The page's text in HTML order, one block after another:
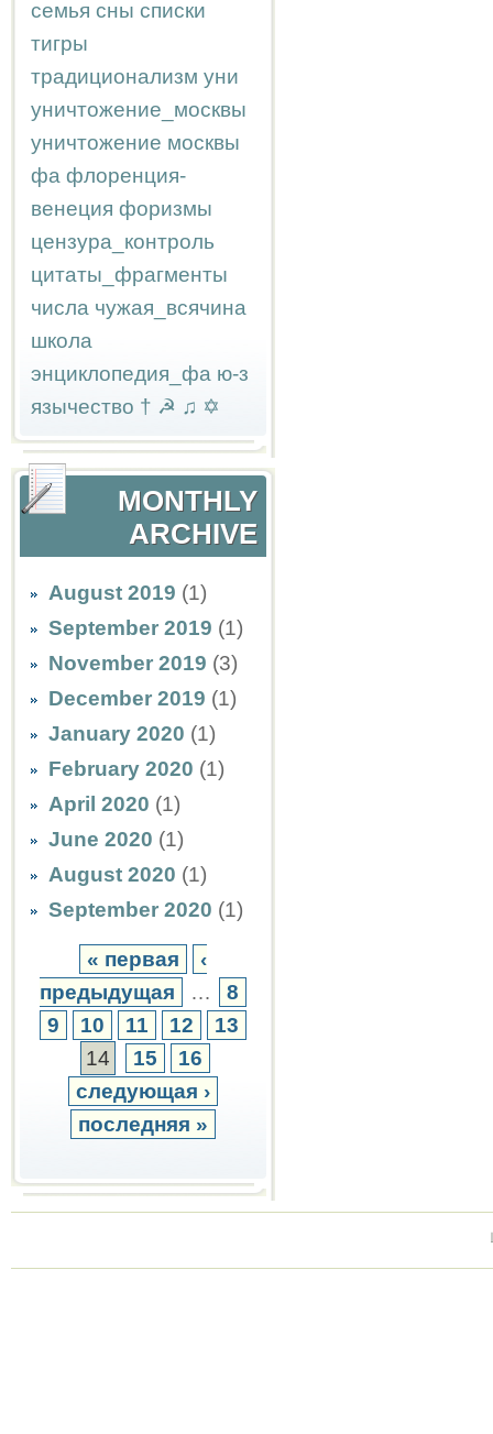
семья сны списки
тигры
традиционализм уни
уничтожение_москвы
уничтожение москвы
фа флоренция-
венеция форизмы
цензура_контроль
цитаты_фрагменты
числа чужая_всячина
школа
энциклопедия_фа ю-з
язычество † ☭ ♫ ✡
MONTHLY
ARCHIVE
August 2019 (1)
September 2019 (1)
November 2019 (3)
December 2019 (1)
January 2020 (1)
February 2020 (1)
April 2020 (1)
June 2020 (1)
August 2020 (1)
September 2020 (1)
« первая
‹
предыдущая
…
8
9
10 11 12
13
14
15
16
следующая ›
последняя »